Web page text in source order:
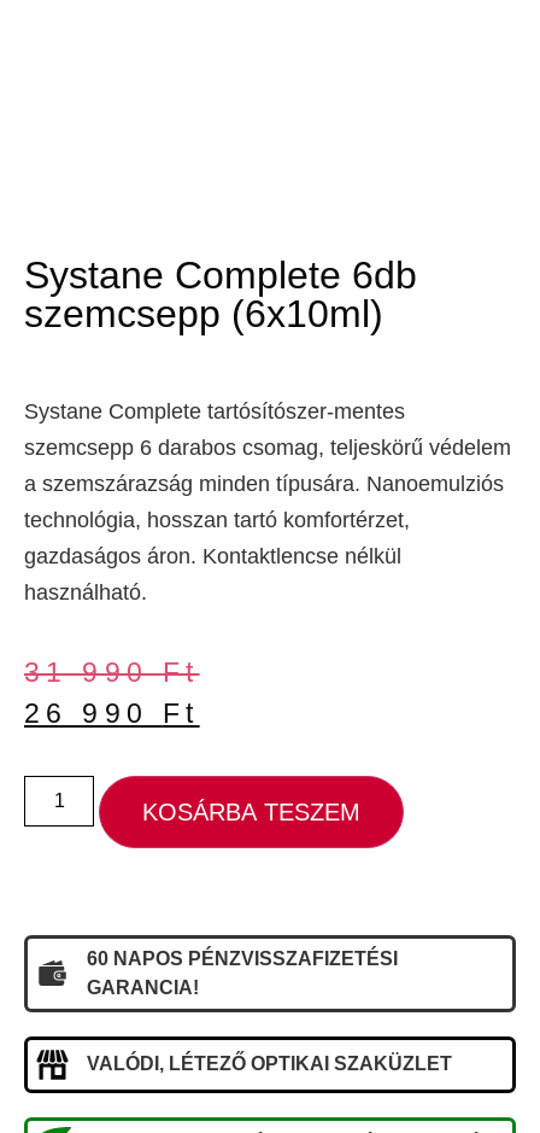
Systane Complete 6db
szemcsepp (6x10ml)
Systane Complete tartósítószer-mentes
szemcsepp 6 darabos csomag, teljeskörű védelem
a szemszárazság minden típusára. Nanoemulziós
technológia, hosszan tartó komfortérzet,
gazdaságos áron. Kontaktlencse nélkül
használható.
31 990Ft
26 990 Ft
KOSÁRBA TESZEM
60 NAPOS PÉNZVISSZAFIZETÉSI
GARANCIA!
VALÓDI, LÉTEZŐ OPTIKAI SZAKÜZLET